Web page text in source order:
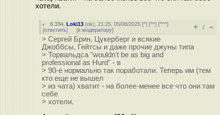
хотели.
6.334 ,Loki13 (ok), 21:25, 05/08/2025 [^] [^^] [^^^]
[ответить] [к модератору] + / –
> Сергей Брин, Цукерберг и всякие
Джоббсы, Гейтсы и даже прочие джуны типа
> Торвальдса "wouldn't be as big and
professional as Hurd" - в
> 90-е нормально так поработали. Теперь им (тем
кто еще не вышел
> из чата) хватит - на более-менее все что они там
себе
> хотели.